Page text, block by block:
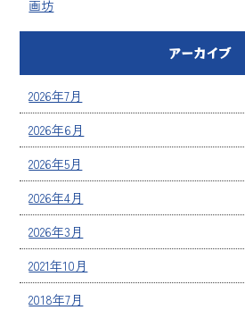
画坊
アーカイブ
2026年7月
2026年6月
2026年5月
2026年4月
2026年3月
2021年10月
2018年7月